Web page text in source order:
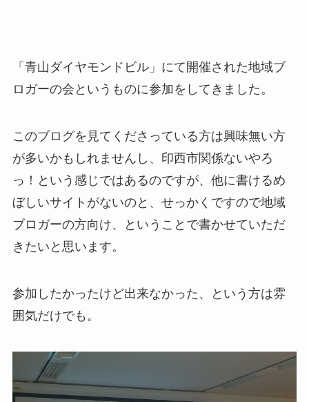
「青山ダイヤモンドビル」にて開催された地域ブ
ロガーの会というものに参加をしてきました。
このブログを見てくださっている方は興味無い方
が多いかもしれませんし、印西市関係ないやろ
っ！という感じではあるのですが、他に書けるめ
ぼしいサイトがないのと、せっかくですので地域
ブロガーの方向け、ということで書かせていただ
きたいと思います。
参加したかったけど出来なかった、という方は雰
囲気だけでも。